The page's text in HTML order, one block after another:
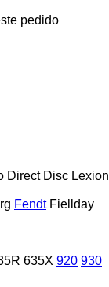
pedido
Direct Disc Lexion
Fendt Fiellday
635X 920 930